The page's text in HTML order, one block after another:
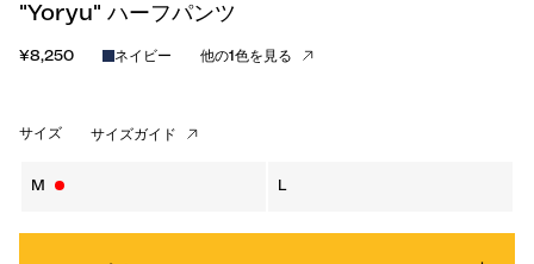
"Yoryu" ハーフパンツ
¥8,250 ネイビー 他の1色を見る
サイズ サイズガイド
M L